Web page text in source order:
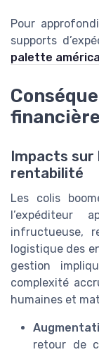
Pour
supports
palette
Impacts sur
rentabilité
Les colis
l’expéditeur
infructueuse,
logistique des
gestion
complexité
humaines et
retour de